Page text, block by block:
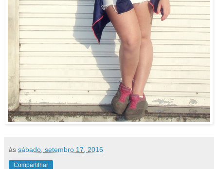
às sábado, setembro 17, 2016
Compartilhar